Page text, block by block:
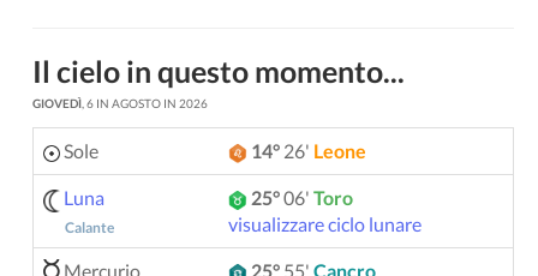
Il cielo in questo momento...
GIOVEDÌ , 6 IN AGOSTO IN 2026
Sole 14° 26' Leone
Luna
Calante
25°06' Toro
visualizzare ciclo lunare
Mercurio 25° 55' Cancro